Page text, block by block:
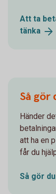
Att ta
tänka
Så gör
Händer
att ha en
får du
Så gör